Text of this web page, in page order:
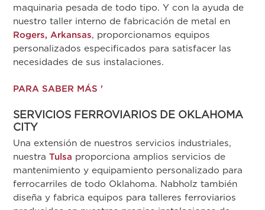
maquinaria pesada de todo tipo. Y con la ayuda de
nuestro taller interno de fabricación de metal en
Rogers, Arkansas, proporcionamos equipos
personalizados especificados para satisfacer las
necesidades de sus instalaciones.
PARA SABER MÁS '
SERVICIOS FERROVIARIOS DE OKLAHOMA
CITY
Una extensión de nuestros servicios industriales,
nuestra Tulsa proporciona amplios servicios de
mantenimiento y equipamiento personalizado para
ferrocarriles de todo Oklahoma. Nabholz también
diseña y fabrica equipos para talleres ferroviarios